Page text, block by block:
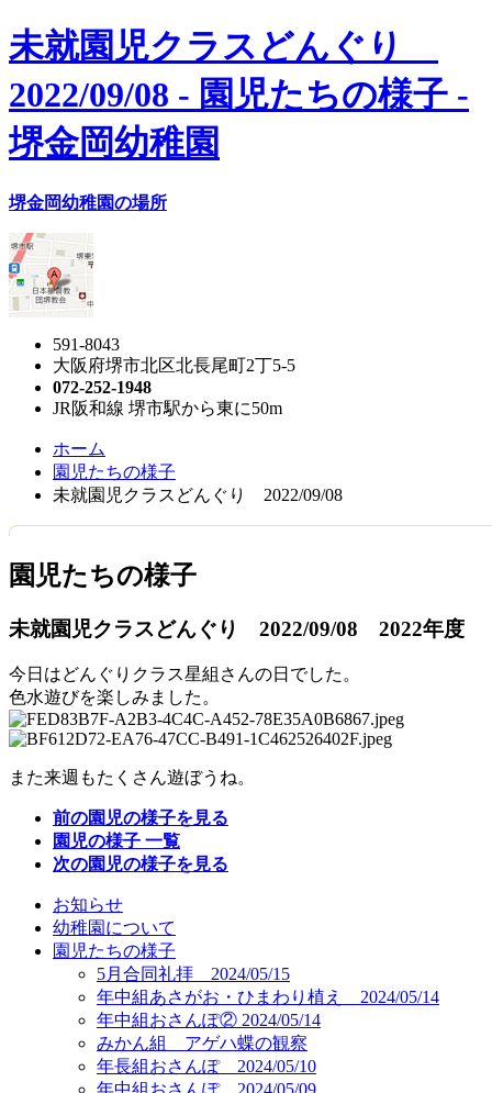
未就園児クラスどんぐり
2022/09/08 - 園児たちの様子 -
堺金岡幼稚園
堺金岡幼稚園の場所
591-8043
大阪府堺市北区北長尾町2丁5-5
072-252-1948
JR阪和線 堺市駅から東に50m
ホーム
園児たちの様子
未就園児クラスどんぐり 2022/09/08
園児たちの様子
未就園児クラスどんぐり 2022/09/08 2022年度
今日はどんぐりクラス星組さんの日でした。
色水遊びを楽しみました。
また来週もたくさん遊ぼうね。
前の園児の様子を見る
園児の様子 一覧
次の園児の様子を見る
お知らせ
幼稚園について
園児たちの様子
5月合同礼拝 2024/05/15
年中組あさがお・ひまわり植え 2024/05/14
年中組おさんぽ② 2024/05/14
みかん組 アゲハ蝶の観察
年長組おさんぽ 2024/05/10